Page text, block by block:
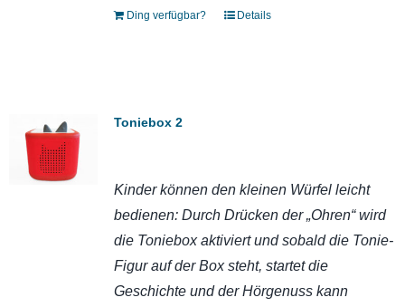
Ding verfügbar? Details
Toniebox 2
Kinder können den kleinen Würfel leicht
bedienen: Durch Drücken der „Ohren“ wird
die Toniebox aktiviert und sobald die Tonie-
Figur auf der Box steht, startet die
Geschichte und der Hörgenuss kann